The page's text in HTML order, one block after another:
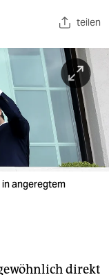
teilen
in angeregtem
direkt